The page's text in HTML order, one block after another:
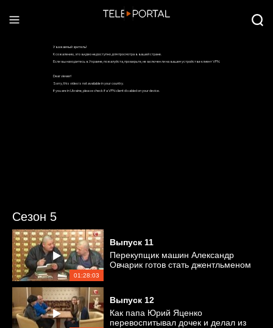
Сезон 5
01:28:03
Выпуск 11
Перекупщик машин Александр
Овчарик готов стать джентльменом
Выпуск 12
Как папа Юрий Яценко
перевоспитывал дочек и делал из